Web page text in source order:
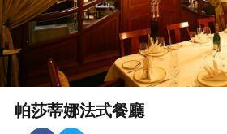
帕莎蒂娜法式餐廳